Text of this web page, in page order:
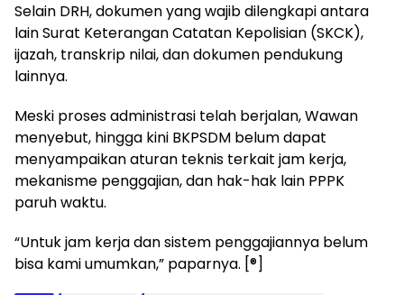
Selain DRH, dokumen yang wajib dilengkapi antara
lain Surat Keterangan Catatan Kepolisian (SKCK),
ijazah, transkrip nilai, dan dokumen pendukung
lainnya.
Meski proses administrasi telah berjalan, Wawan
menyebut, hingga kini BKPSDM belum dapat
menyampaikan aturan teknis terkait jam kerja,
mekanisme penggajian, dan hak-hak lain PPPK
paruh waktu.
“Untuk jam kerja dan sistem penggajiannya belum
bisa kami umumkan,” paparnya. [®]